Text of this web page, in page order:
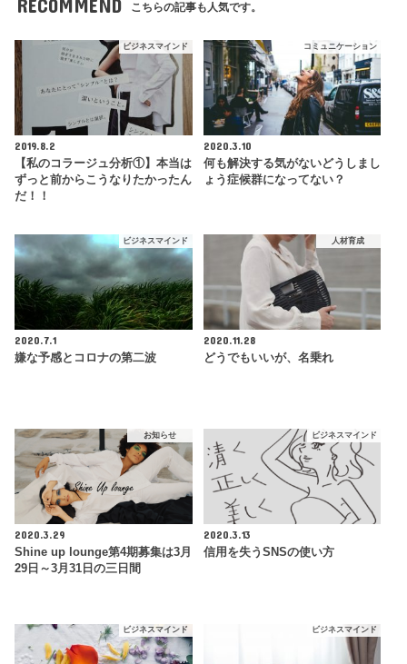
RECOMMEND こちらの記事も人気です。
ビジネスマインド
2019.8.2
【私のコラージュ分析①】本当は
ずっと前からこうなりたかったん
だ！！
コミュニケーション
2020.3.10
何も解決する気がないどうしまし
ょう症候群になってない？
ビジネスマインド
2020.7.1
嫌な予感とコロナの第二波
人材育成
2020.11.28
どうでもいいが、名乗れ
お知らせ
2020.3.29
Shine up lounge第4期募集は3月
29日～3月31日の三日間
ビジネスマインド
2020.3.13
信用を失うSNSの使い方
ビジネスマインド ビジネスマインド